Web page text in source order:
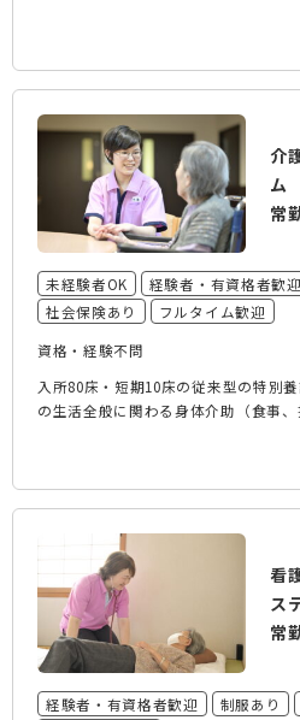
介
ム
常
未経験者OK 経験者・有資格者歓迎
社会保険あり
フルタイム歓迎
資格・経験不問
入所80床・短期10床の従来型の特別
の生活全般に関わる身体介助（食事、
看
ス
常
経験者・有資格者歓迎 制服あり